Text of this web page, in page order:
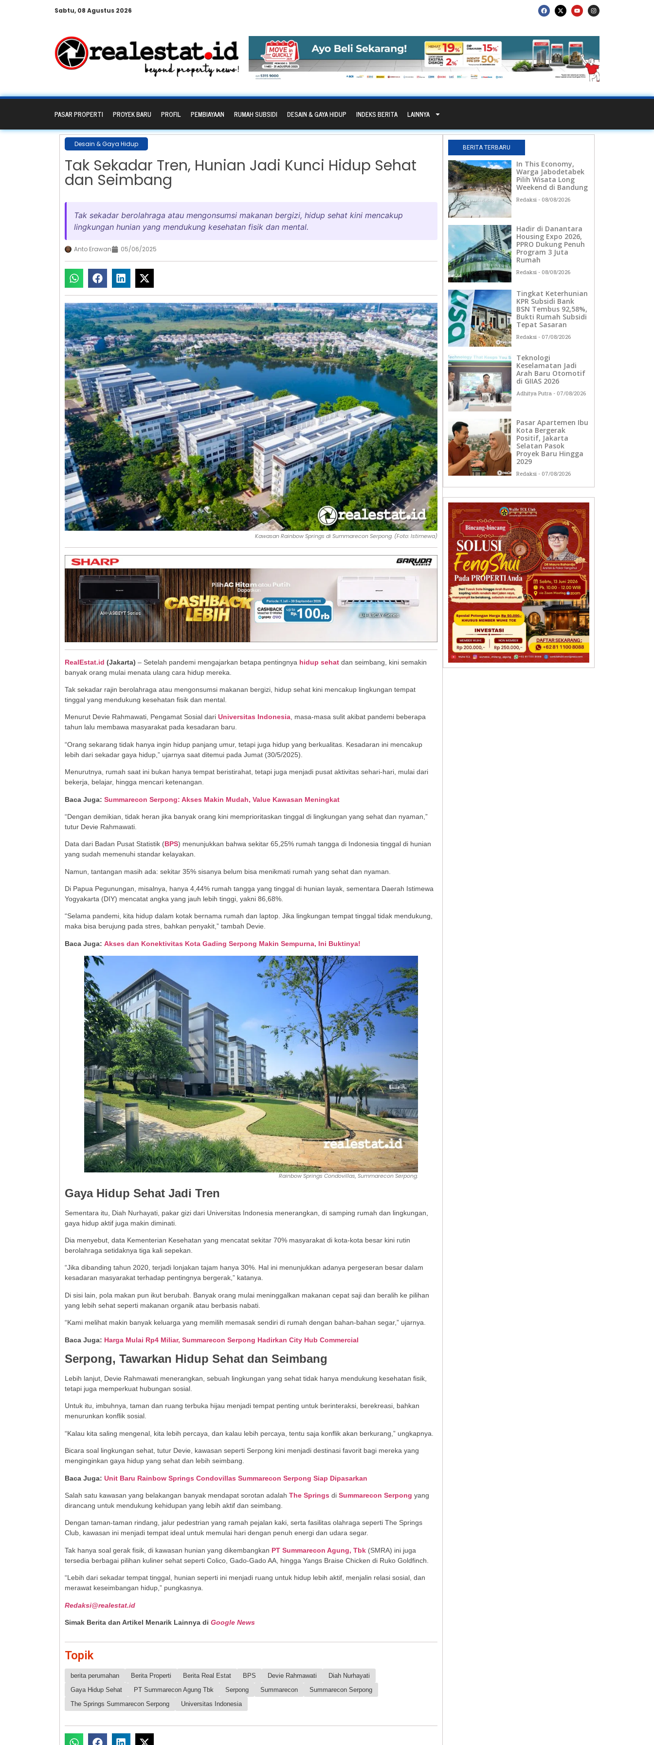
Sabtu, 08 Agustus 2026
PASAR PROPERTI PROYEK BARU PROFIL PEMBIAYAAN RUMAH SUBSIDI DESAIN & GAYA HIDUP INDEKS BERITA LAINNYA
Desain & Gaya Hidup
Tak Sekadar Tren, Hunian Jadi Kunci Hidup Sehat
dan Seimbang
Tak sekadar berolahraga atau mengonsumsi makanan bergizi, hidup sehat kini mencakup
lingkungan hunian yang mendukung kesehatan fisik dan mental.
Anto Erawan 05/06/2025
Kawasan Rainbow Springs di Summarecon Serpong. (Foto: Istimewa)
RealEstat.id (Jakarta) – Setelah pandemi mengajarkan betapa pentingnya hidup sehat dan seimbang, kini semakin
banyak orang mulai menata ulang cara hidup mereka.
Tak sekadar rajin berolahraga atau mengonsumsi makanan bergizi, hidup sehat kini mencakup lingkungan tempat
tinggal yang mendukung kesehatan fisik dan mental.
Menurut Devie Rahmawati, Pengamat Sosial dari Universitas Indonesia, masa-masa sulit akibat pandemi beberapa
tahun lalu membawa masyarakat pada kesadaran baru.
“Orang sekarang tidak hanya ingin hidup panjang umur, tetapi juga hidup yang berkualitas. Kesadaran ini mencakup
lebih dari sekadar gaya hidup,” ujarnya saat ditemui pada Jumat (30/5/2025).
Menurutnya, rumah saat ini bukan hanya tempat beristirahat, tetapi juga menjadi pusat aktivitas sehari-hari, mulai dari
bekerja, belajar, hingga mencari ketenangan.
Baca Juga: Summarecon Serpong: Akses Makin Mudah, Value Kawasan Meningkat
“Dengan demikian, tidak heran jika banyak orang kini memprioritaskan tinggal di lingkungan yang sehat dan nyaman,”
tutur Devie Rahmawati.
Data dari Badan Pusat Statistik (BPS) menunjukkan bahwa sekitar 65,25% rumah tangga di Indonesia tinggal di hunian
yang sudah memenuhi standar kelayakan.
Namun, tantangan masih ada: sekitar 35% sisanya belum bisa menikmati rumah yang sehat dan nyaman.
Di Papua Pegunungan, misalnya, hanya 4,44% rumah tangga yang tinggal di hunian layak, sementara Daerah Istimewa
Yogyakarta (DIY) mencatat angka yang jauh lebih tinggi, yakni 86,68%.
“Selama pandemi, kita hidup dalam kotak bernama rumah dan laptop. Jika lingkungan tempat tinggal tidak mendukung,
maka bisa berujung pada stres, bahkan penyakit,” tambah Devie.
Baca Juga: Akses dan Konektivitas Kota Gading Serpong Makin Sempurna, Ini Buktinya!
Rainbow Springs Condovillas, Summarecon Serpong.
Gaya Hidup Sehat Jadi Tren
Sementara itu, Diah Nurhayati, pakar gizi dari Universitas Indonesia menerangkan, di samping rumah dan lingkungan,
gaya hidup aktif juga makin diminati.
Dia menyebut, data Kementerian Kesehatan yang mencatat sekitar 70% masyarakat di kota-kota besar kini rutin
berolahraga setidaknya tiga kali sepekan.
“Jika dibanding tahun 2020, terjadi lonjakan tajam hanya 30%. Hal ini menunjukkan adanya pergeseran besar dalam
kesadaran masyarakat terhadap pentingnya bergerak,” katanya.
Di sisi lain, pola makan pun ikut berubah. Banyak orang mulai meninggalkan makanan cepat saji dan beralih ke pilihan
yang lebih sehat seperti makanan organik atau berbasis nabati.
“Kami melihat makin banyak keluarga yang memilih memasak sendiri di rumah dengan bahan-bahan segar,” ujarnya.
Baca Juga: Harga Mulai Rp4 Miliar, Summarecon Serpong Hadirkan City Hub Commercial
Serpong, Tawarkan Hidup Sehat dan Seimbang
Lebih lanjut, Devie Rahmawati menerangkan, sebuah lingkungan yang sehat tidak hanya mendukung kesehatan fisik,
tetapi juga memperkuat hubungan sosial.
Untuk itu, imbuhnya, taman dan ruang terbuka hijau menjadi tempat penting untuk berinteraksi, berekreasi, bahkan
menurunkan konflik sosial.
“Kalau kita saling mengenal, kita lebih percaya, dan kalau lebih percaya, tentu saja konflik akan berkurang,” ungkapnya.
Bicara soal lingkungan sehat, tutur Devie, kawasan seperti Serpong kini menjadi destinasi favorit bagi mereka yang
menginginkan gaya hidup yang sehat dan lebih seimbang.
Baca Juga: Unit Baru Rainbow Springs Condovillas Summarecon Serpong Siap Dipasarkan
Salah satu kawasan yang belakangan banyak mendapat sorotan adalah The Springs di Summarecon Serpong yang
dirancang untuk mendukung kehidupan yang lebih aktif dan seimbang.
Dengan taman-taman rindang, jalur pedestrian yang ramah pejalan kaki, serta fasilitas olahraga seperti The Springs
Club, kawasan ini menjadi tempat ideal untuk memulai hari dengan penuh energi dan udara segar.
Tak hanya soal gerak fisik, di kawasan hunian yang dikembangkan PT Summarecon Agung, Tbk (SMRA) ini juga
tersedia berbagai pilihan kuliner sehat seperti Colico, Gado-Gado AA, hingga Yangs Braise Chicken di Ruko Goldfinch.
“Lebih dari sekadar tempat tinggal, hunian seperti ini menjadi ruang untuk hidup lebih aktif, menjalin relasi sosial, dan
merawat keseimbangan hidup,” pungkasnya.
Redaksi@realestat.id
Simak Berita dan Artikel Menarik Lainnya di Google News
Topik
berita perumahan Berita Properti Berita Real Estat BPS Devie Rahmawati
Diah Nurhayati
Gaya Hidup Sehat
PT Summarecon Agung Tbk Serpong Summarecon
Summarecon Serpong
The Springs Summarecon Serpong
Universitas Indonesia
BERITA TERBARU
In This Economy,
Warga Jabodetabek
Pilih Wisata Long
Weekend di Bandung
Redaksi 08/08/2026
Hadir di Danantara
Housing Expo 2026,
PPRO Dukung Penuh
Program 3 Juta
Rumah
Redaksi 08/08/2026
Tingkat Keterhunian
KPR Subsidi Bank
BSN Tembus 92,58%,
Bukti Rumah Subsidi
Tepat Sasaran
Redaksi 07/08/2026
Teknologi
Keselamatan Jadi
Arah Baru Otomotif
di GIIAS 2026
Adhitya Putra 07/08/2026
Pasar Apartemen Ibu
Kota Bergerak
Positif, Jakarta
Selatan Pasok
Proyek Baru Hingga
2029
Redaksi 07/08/2026